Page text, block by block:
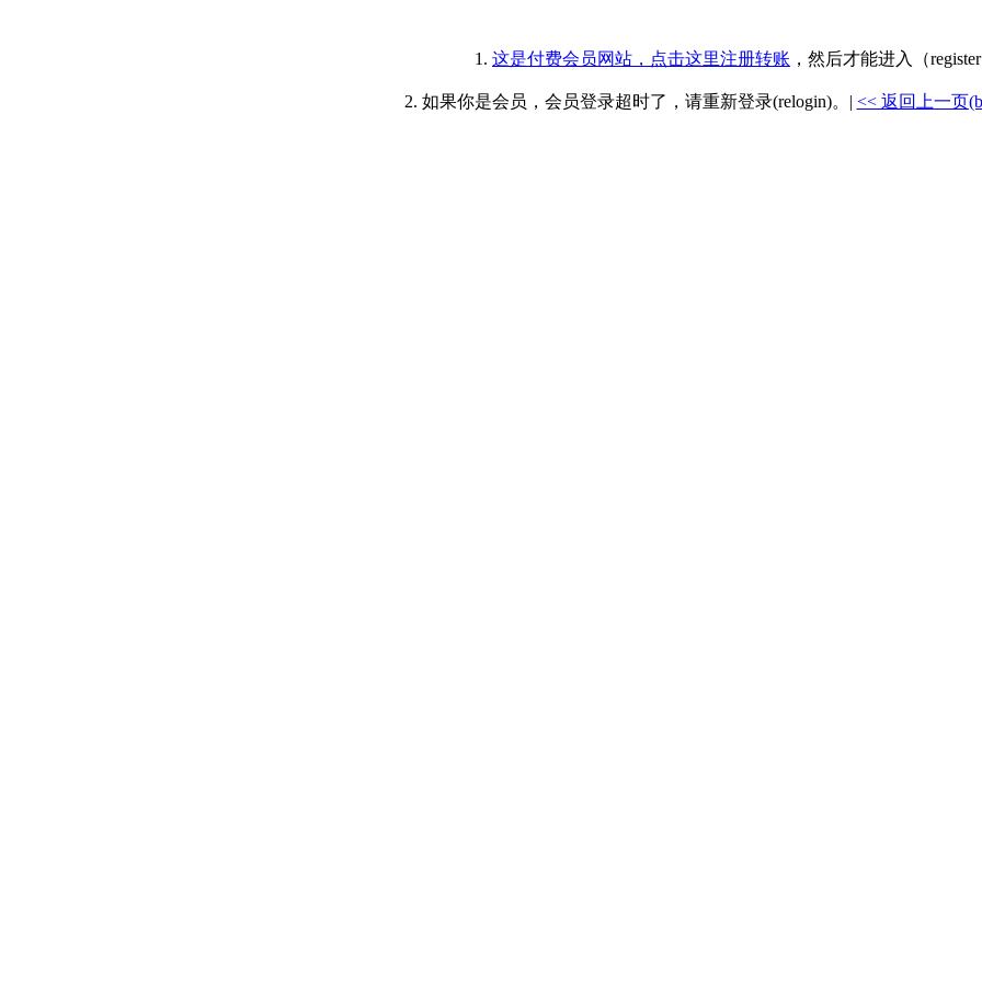
1. 这是付费会员网站，点击这里注册转账 ，然后才能进入（register
2. 如果你是会员，会员登录超时了，请重新登录(relogin)。| << 返回上一页